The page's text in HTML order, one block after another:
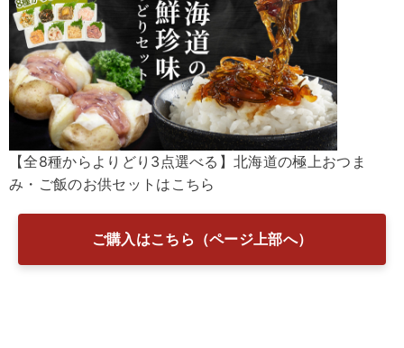
【全8種からよりどり3点選べる】北海道の極上おつま
み・ご飯のお供セットはこちら
ご購入はこちら（ページ上部へ）